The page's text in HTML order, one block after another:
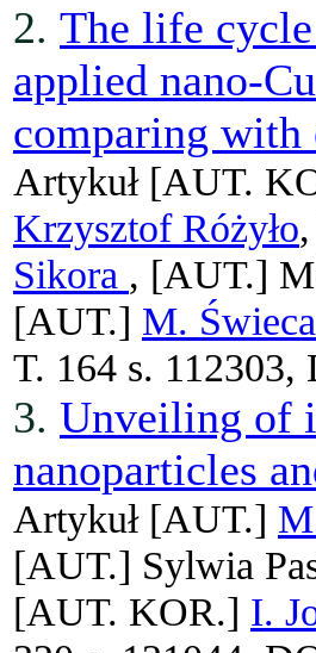
2. The life
applied nano-
comparing with
Artykuł[AUT.
Krzysztof Różyło
Sikora , [AUT.]
[AUT.] M. Świeca
T. 164 s. 112303,
3. Unveiling of
nanoparticles
Artykuł[AUT.]
[AUT.] Sylwia
[AUT. KOR.] I.